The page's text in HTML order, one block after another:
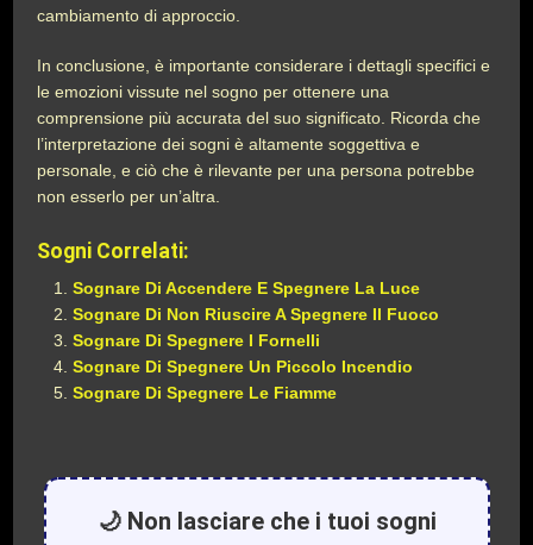
cambiamento di approccio.
In conclusione, è importante considerare i dettagli specifici e
le emozioni vissute nel sogno per ottenere una
comprensione più accurata del suo significato. Ricorda che
l’interpretazione dei sogni è altamente soggettiva e
personale, e ciò che è rilevante per una persona potrebbe
non esserlo per un’altra.
Sogni Correlati:
Sognare Di Accendere E Spegnere La Luce
Sognare Di Non Riuscire A Spegnere Il Fuoco
Sognare Di Spegnere I Fornelli
Sognare Di Spegnere Un Piccolo Incendio
Sognare Di Spegnere Le Fiamme
🌙 Non lasciare che i tuoi sogni